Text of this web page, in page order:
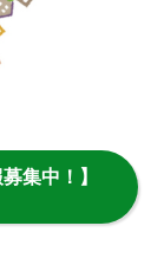
集中！】